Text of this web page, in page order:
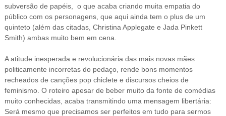
subversão de papéis, o que acaba criando muita empatia do
público com os personagens, que aqui ainda tem o plus de um
quinteto (além das citadas, Christina Applegate e Jada Pinkett
Smith) ambasmuito bem em cena.
A atitude inesperada e revolucionária das mais novas mães
politicamente incorretas do pedaço, rende bons momentos
recheados de canções pop chiclete e discursos cheios de
feminismo. O roteiro apesar de beber muito da fonte de comédias
muito conhecidas, acaba transmitindo uma mensagem libertária:
Será mesmo que precisamos ser perfeitos em tudo para sermos